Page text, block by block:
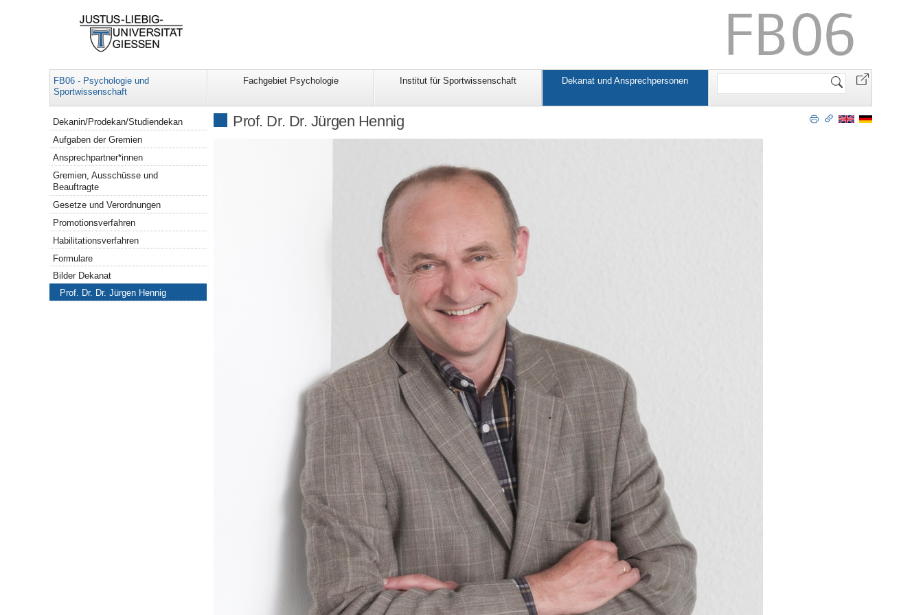
FB06 - Psychologie und
Sportwissenschaft
Fachgebiet Psychologie Institut für Sportwissenschaft Dekanat und Ansprechpersonen
Website
Prof. Dr. Dr. Jürgen Hennig
Navigation
Dekanin/Prodekan/Studiendekan
Aufgaben der Gremien
Ansprechpartner*innen
Gremien, Ausschüsse und
Beauftragte
Gesetze und Verordnungen
Promotionsverfahren
Habilitationsverfahren
Formulare
Bilder Dekanat
Prof. Dr. Dr. Jürgen Hennig